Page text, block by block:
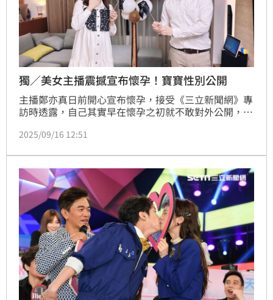
獨／美女主播震撼宣布懷孕！寶寶性別公開
主播鄭亦真日前開心宣布懷孕，接受《三立新聞網》專
訪時透露，自己其實早在懷孕之初就不敢對外公開，因
胎多月，肚子也越來越明顯，特別舉辦性別派對，現場
文綺、歌手林道遠與妻子婷婷等人，讓派對氣氛星光熠
熠。
2025/09/16 12:51